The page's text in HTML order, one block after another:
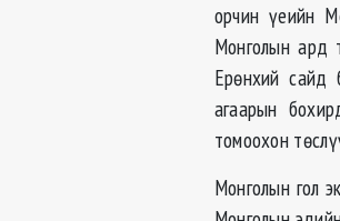
орчин үеийн
Монголын ард
Ерөнхий сайд
агаарын
томоохон
Монголын гол